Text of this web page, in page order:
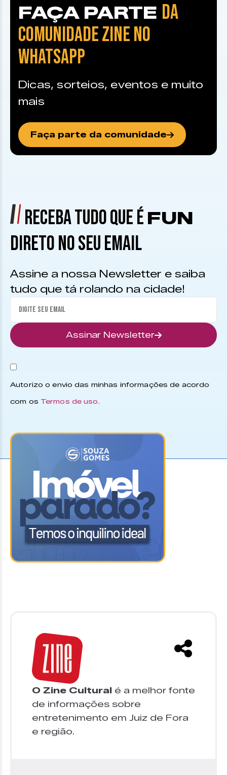
FAÇA PARTE DA
COMUNIDADE ZINE NO
WHATSAPP
Dicas, sorteios, eventos e muito
mais
Faça parte da comunidade
RECEBA TUDO QUE É FUN
DIRETO NO SEU EMAIL
Assine a nossa Newsletter e saiba
tudo que tá rolando na cidade!
Assinar Newsletter
Autorizo o envio das minhas informações de acordo
com os Termos de uso.
O Zine Cultural é a melhor fonte
de informações sobre
entretenimento em Juiz de Fora
e região.